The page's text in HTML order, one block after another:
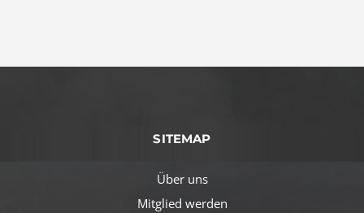
SITEMAP
Über uns
Mitglied werden